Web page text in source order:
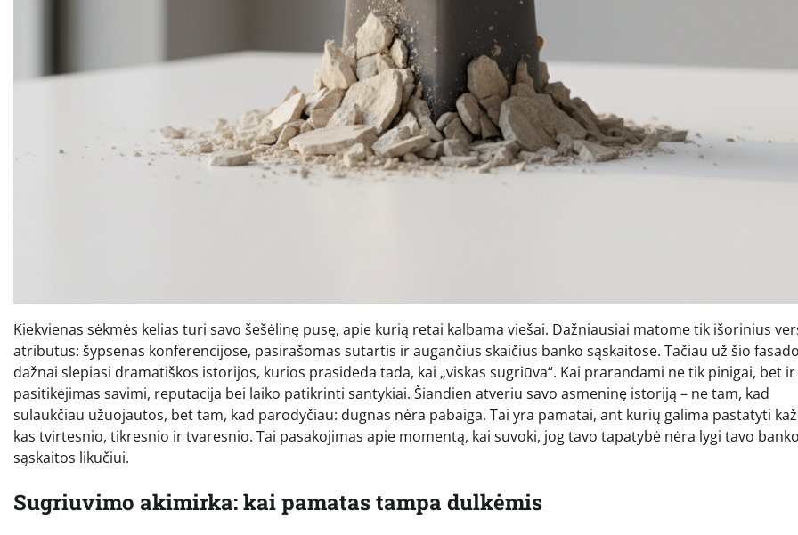
Kiekvienas sėkmės kelias turi savo šešėlinę pusę, apie kurią retai kalbama viešai. Dažniausiai matome tik išorinius
atributus: šypsenas konferencijose, pasirašomas sutartis ir augančius skaičius banko sąskaitose. Tačiau už šio fasado
dažnai slepiasi dramatiškos istorijos, kurios prasideda tada, kai „viskas sugriūva“. Kai prarandami ne tik pinigai, bet ir
pasitikėjimas savimi, reputacija bei laiko patikrinti santykiai. Šiandien atveriu savo asmeninę istoriją – ne tam, kad
sulaukčiau užuojautos, bet tam, kad parodyčiau: dugnas nėra pabaiga. Tai yra pamatai, ant kurių galima pastatyti
kas tvirtesnio, tikresnio ir tvaresnio. Tai pasakojimas apie momentą, kai suvoki, jog tavo tapatybė nėra lygi tavo banko
sąskaitos likučiui.
Sugriuvimo akimirka: kai pamatas tampa dulkėmis